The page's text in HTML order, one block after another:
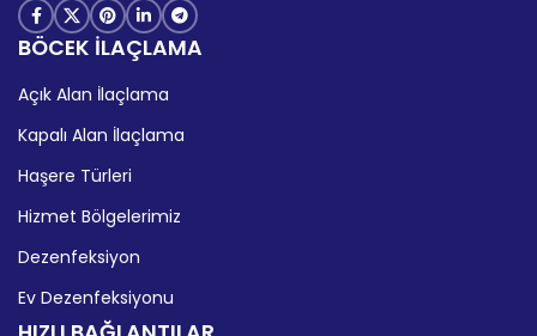
BÖCEK İLAÇLAMA
Açık Alan İlaçlama
Kapalı Alan İlaçlama
Haşere Türleri
Hizmet Bölgelerimiz
Dezenfeksiyon
Ev Dezenfeksiyonu